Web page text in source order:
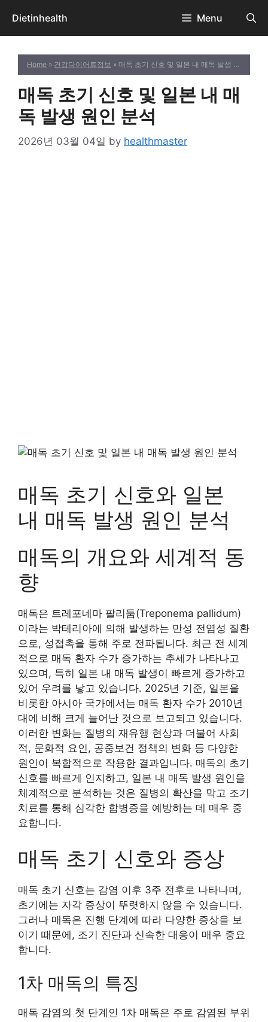
content
Dietinhealth Menu
Home » 건강다이어트정보 » 매독 초기 신호 및 일본 내 매독 발생 원인 분석
매독 초기 신호 및 일본 내 매
독 발생 원인 분석
2026년 03월 04일 by healthmaster
매독 초기 신호와 일본
내 매독 발생 원인 분석
매독의 개요와 세계적 동
향
매독은 트레포네마 팔리둠(Treponema pallidum)
이라는 박테리아에 의해 발생하는 만성 전염성 질환
으로, 성접촉을 통해 주로 전파됩니다. 최근 전 세계
적으로 매독 환자 수가 증가하는 추세가 나타나고
있으며, 특히 일본 내 매독 발생이 빠르게 증가하고
있어 우려를 낳고 있습니다. 2025년 기준, 일본을
비롯한 아시아 국가에서는 매독 환자 수가 2010년
대에 비해 크게 늘어난 것으로 보고되고 있습니다.
이러한 변화는 질병의 재유행 현상과 더불어 사회
적, 문화적 요인, 공중보건 정책의 변화 등 다양한
원인이 복합적으로 작용한 결과입니다. 매독의 초기
신호를 빠르게 인지하고, 일본 내 매독 발생 원인을
체계적으로 분석하는 것은 질병의 확산을 막고 조기
치료를 통해 심각한 합병증을 예방하는 데 매우 중
요합니다.
매독 초기 신호와 증상
매독 초기 신호는 감염 이후 3주 전후로 나타나며,
초기에는 자각 증상이 뚜렷하지 않을 수 있습니다.
그러나 매독은 진행 단계에 따라 다양한 증상을 보
이기 때문에, 조기 진단과 신속한 대응이 매우 중요
합니다.
1차 매독의 특징
매독 감염의 첫 단계인 1차 매독은 주로 감염된 부위